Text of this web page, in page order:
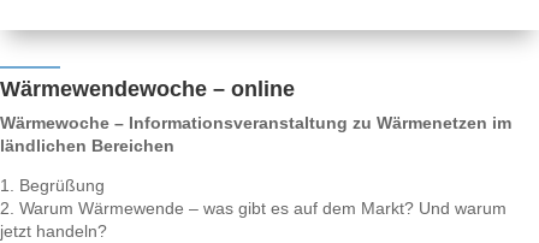
Wärmewendewoche – online
Wärmewoche – Informationsveranstaltung zu Wärmenetzen im
ländlichen Bereichen
1. Begrüßung
2. Warum Wärmewende – was gibt es auf dem Markt? Und warum
jetzt handeln?